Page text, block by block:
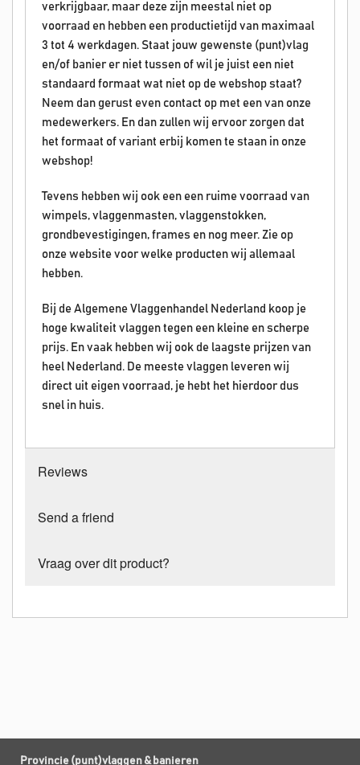
verkrijgbaar, maar deze zijn meestal niet op
voorraad en hebben een productietijd van maximaal
3 tot 4 werkdagen. Staat jouw gewenste (punt)vlag
en/of banier er niet tussen of wil je juist een niet
standaard formaat wat niet op de webshop staat?
Neem dan gerust even contact op met een van onze
medewerkers. En dan zullen wij ervoor zorgen dat
het formaat of variant erbij komen te staan in onze
webshop!
Tevens hebben wij ook een een ruime voorraad van
wimpels, vlaggenmasten, vlaggenstokken,
grondbevestigingen, frames en nog meer. Zie op
onze website voor welke producten wij allemaal
hebben.
Bij de Algemene Vlaggenhandel Nederland koop je
hoge kwaliteit vlaggen tegen een kleine en scherpe
prijs. En vaak hebben wij ook de laagste prijzen van
heel Nederland. De meeste vlaggen leveren wij
direct uit eigen voorraad, je hebt het hierdoor dus
snel in huis.
Reviews
Send a friend
Vraag over dit product?
Provincie (punt)vlaggen & banieren